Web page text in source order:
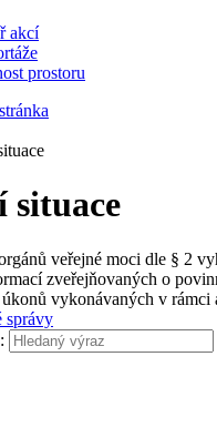
akcí
prostoru
situace
veřejné moci dle § 2
zveřejňovaných o
vykonávaných v rámci
správy